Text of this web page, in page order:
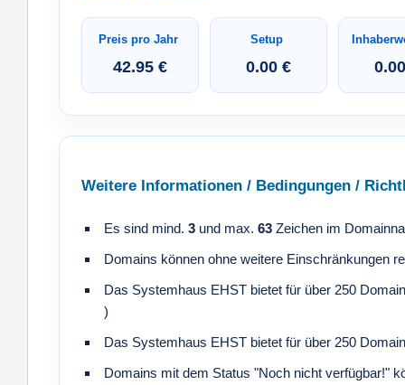
Preis pro Jahr
42.95 €
Setup
0.00 €
Weitere Informationen / Bedingungen /
Es sind mind. 3 und max. 63 Zeichen im
Domains können ohne weitere Einschränkungen
Das Systemhaus EHST bietet für über 250
)
Das Systemhaus EHST bietet für über 250
Domains mit dem Status "Noch nicht verfügbar!"